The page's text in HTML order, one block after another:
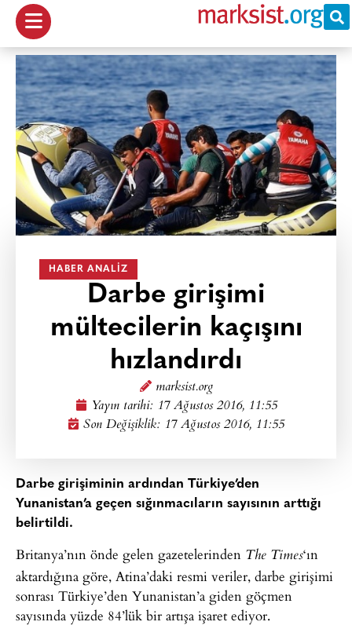
HABER ANALIZ
Darbe girişimi
mültecilerin kaçışını
hızlandırdı
marksist.org
Yayın tarihi: 17 Ağustos 2016, 11:55
Son Değişiklik: 17 Ağustos 2016, 11:55
Darbe girişiminin ardından Türkiye’den
Yunanistan’a geçen sığınmacıların sayısının arttığı
belirtildi.
Britanya’nın önde gelen gazetelerinden The Times‘ın
aktardığına göre, Atina’daki resmi veriler, darbe girişimi
sonrası Türkiye’den Yunanistan’a giden göçmen
sayısında yüzde 84’lük bir artışa işaret ediyor.